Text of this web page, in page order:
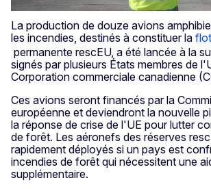
La production de douze avions
les incendies, destinés à constituer la
permanente rescEU, a été lancée à la
signés par plusieurs États membres de
Corporation commerciale canadienne
Ces avions seront financés par la
européenne et deviendront la nouvelle
la réponse de crise de l'UE pour lutter
de forêt. Les aéronefs des réserves
rapidement déployés si un pays est
incendies de forêt qui nécessitent une
supplémentaire.